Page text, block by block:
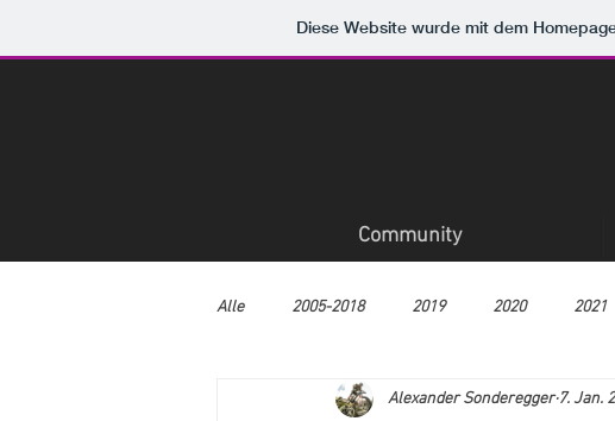
Diese Website wurde mit dem
Community
Alle 2005-2018 2019 2020 2021
Alexander Sonderegger7. Jan.